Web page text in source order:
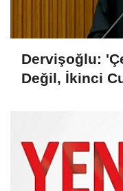
Dervişoğlu:
Değil, İkinci